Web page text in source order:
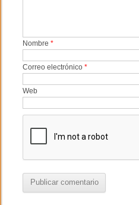
Nombre*
Correo electrónico*
Web